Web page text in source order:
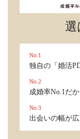
選
No.1
独自の「婚活
No.2
成婚率No.1だ
No.3
出会いの幅が